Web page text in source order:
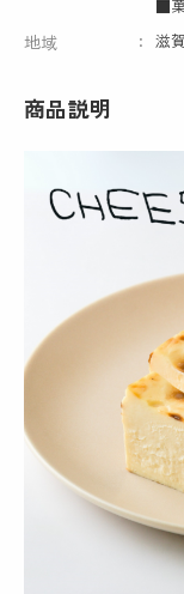
■
地域 滋
商品説明